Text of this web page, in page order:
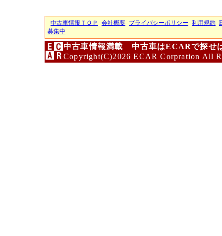
中古車情報ＴＯＰ 会社概要 プライバシーポリシー 利用規約
募集中
中古車情報満載 中古車はECARで探せ
Copyright(C)2026 ECAR Corpration All